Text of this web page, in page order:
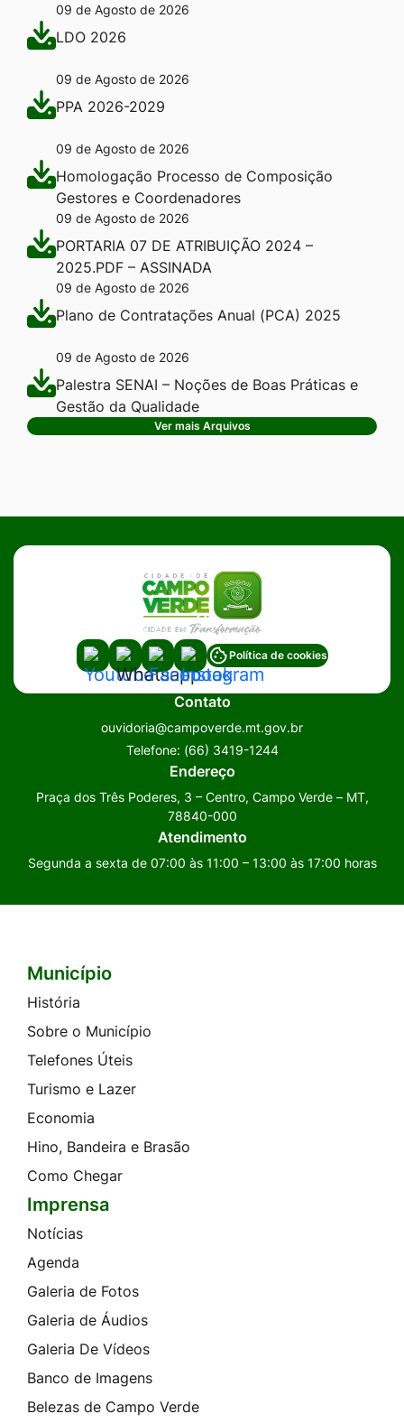
09 de Agosto de 2026
LDO 2026
09 de Agosto de 2026
PPA 2026-2029
09 de Agosto de 2026
Homologação Processo de Composição
Gestores e Coordenadores
09 de Agosto de 2026
PORTARIA 07 DE ATRIBUIÇÃO 2024 –
2025.PDF – ASSINADA
09 de Agosto de 2026
Plano de Contratações Anual (PCA) 2025
09 de Agosto de 2026
Palestra SENAI – Noções de Boas Práticas e
Gestão da Qualidade
Ver mais Arquivos
Acessar
a
Social
Acessar
a
Social
Whatsapp
Acessar
a
Rede
Social
Facebook
Acessar
a
Rede
Social
Instagram
Política de cookies
Contato
ouvidoria@campoverde.mt.gov.br
Telefone: (66) 3419-1244
Endereço
Praça dos Três Poderes, 3 – Centro, Campo Verde – MT,
78840-000
Atendimento
Segunda a sexta de 07:00 às 11:00 – 13:00 às 17:00 horas
Seção do Rodapé e Contato
Município
História
Sobre o Município
Telefones Úteis
Turismo e Lazer
Economia
Hino, Bandeira e Brasão
Como Chegar
Imprensa
Notícias
Agenda
Galeria de Fotos
Galeria de Áudios
Galeria De Vídeos
Banco de Imagens
Belezas de Campo Verde